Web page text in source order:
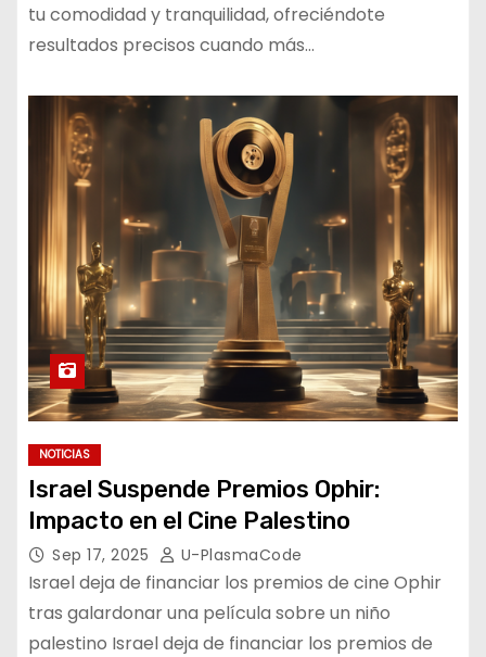
tu comodidad y tranquilidad, ofreciéndote
resultados precisos cuando más…
NOTICIAS
Israel Suspende Premios Ophir:
Impacto en el Cine Palestino
Sep 17, 2025 U-PlasmaCode
Israel deja de financiar los premios de cine Ophir
tras galardonar una película sobre un niño
palestino Israel deja de financiar los premios de